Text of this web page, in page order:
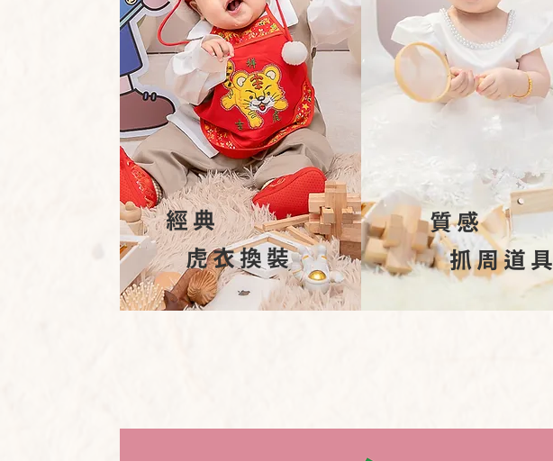
經典
​ 虎衣換裝
質感
​ 抓周道具